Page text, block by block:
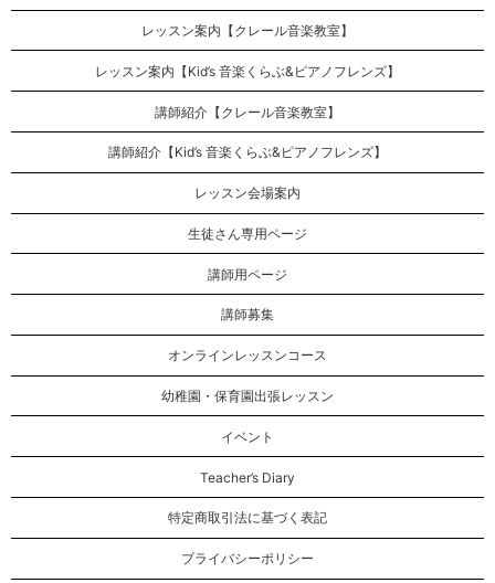
レッスン案内【クレール音楽教室】
レッスン案内【Kid’s 音楽くらぶ&ピアノフレンズ】
講師紹介【クレール音楽教室】
講師紹介【Kid’s 音楽くらぶ&ピアノフレンズ】
レッスン会場案内
生徒さん専用ページ
講師用ページ
講師募集
オンラインレッスンコース
幼稚園・保育園出張レッスン
イベント
Teacher’s Diary
特定商取引法に基づく表記
プライバシーポリシー